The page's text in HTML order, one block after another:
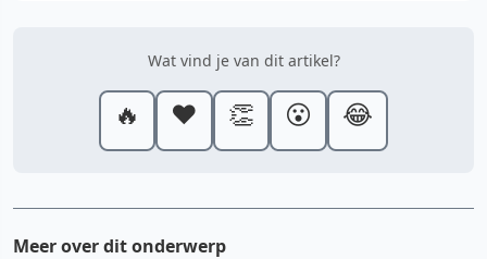
Wat vind je van dit artikel?
🔥 ❤️ 👏 😮 😂
Meer over dit onderwerp